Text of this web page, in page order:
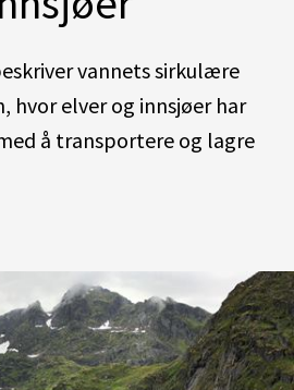
vannets sirkulære
hvor elver og innsjøer har
å transportere og lagre